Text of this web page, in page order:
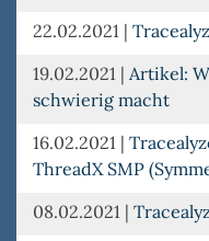
22.02.2021 |
19.02.2021 | Artikel:
schwierig macht
16.02.2021 |
ThreadX SMP
08.02.2021 |